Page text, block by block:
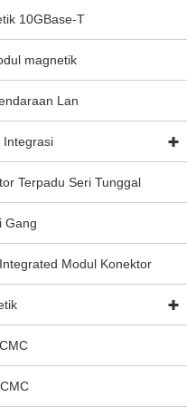
10GBase-T
magnetik
Lan
Integrasi
Terpadu Seri Tunggal
Gang
Modul Konektor